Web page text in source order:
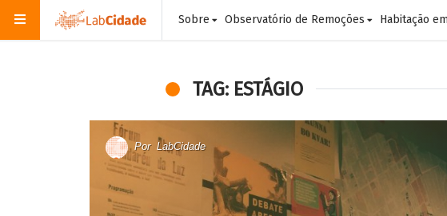
Sobre Observatório de Remoções Habitação
TAG: ESTÁGIO
Por LabCidade